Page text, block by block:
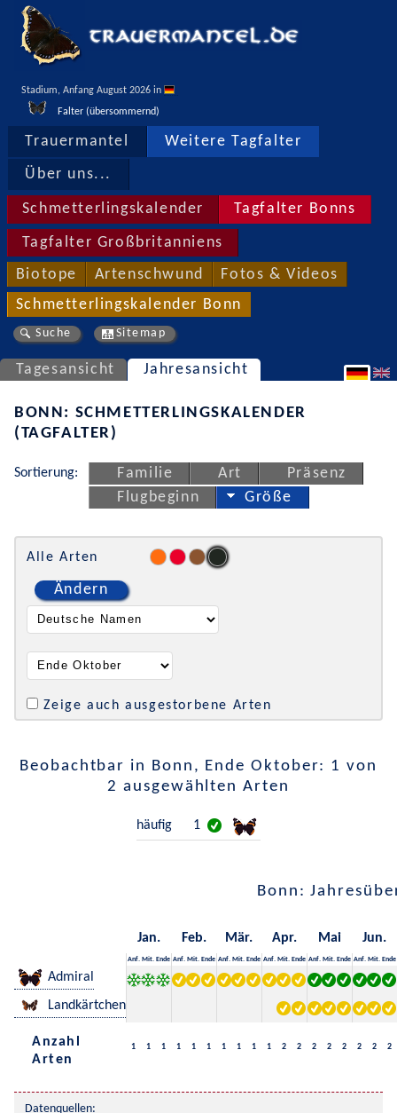
Stadium, Anfang August 2026 in
Falter (übersommernd)
Trauermantel Weitere Tagfalter
Über uns...
Schmetterlingskalender Tagfalter Bonns
Tagfalter Großbritanniens
Biotope Artenschwund Fotos & Videos
Schmetterlingskalender Bonn
Suche Sitemap
Tagesansicht Jahresansicht
BONN: SCHMETTERLINGSKALENDER
(TAGFALTER)
Sortierung: Familie Art
Präsenz
Flugbeginn
Größe
Alle Arten
Ändern
Zeige auch ausgestorbene Arten
Beobachtbar in Bonn, Ende Oktober: 1 von
2 ausgewählten Arten
häufig 1
Bonn:
Jan. Feb. Mär. Apr. Mai Jun.
Anf. Mit. Ende Anf. Mit. Ende Anf. Mit. Ende Anf. Mit. Ende Anf. Mit. Ende Anf. Mit. Ende
Admiral
Landkärtchen
Anzahl
Arten
1 1 1 1 1 1 1 1 1 1 2 2 2 2 2 2 2 2
Datenquellen: